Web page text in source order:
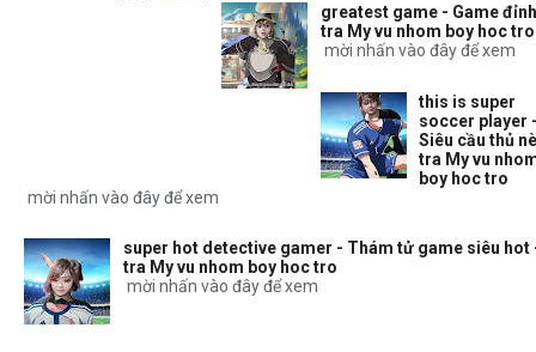
greatest game - Game
tra My vu nhom boy hoc tro
mời nhấn vào đây để xem
this is super
soccer player
Siêu cầu thủ
tra My vu
boy hoc tro
mời nhấn vào đây để xem
super hot detective gamer - Thám tử game siêu hot
tra My vu nhom boy hoc tro
mời nhấn vào đây để xem